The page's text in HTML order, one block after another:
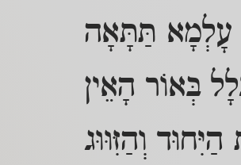
עָלְמָא תַּתָּאָה
בְּאוֹר הָאֵין
וְהַזִּוּוּג